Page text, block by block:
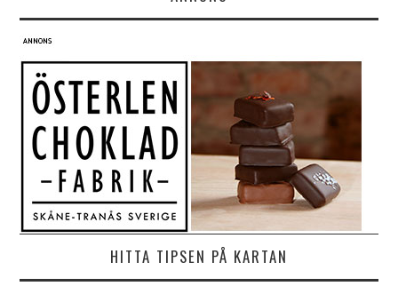
HITTA TIPSEN PÅ KARTAN